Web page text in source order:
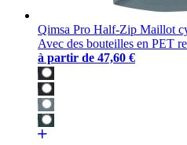
Qimsa Pro Half-Zip Maillot
Avec des bouteilles en PET
à partir de 47,60 €